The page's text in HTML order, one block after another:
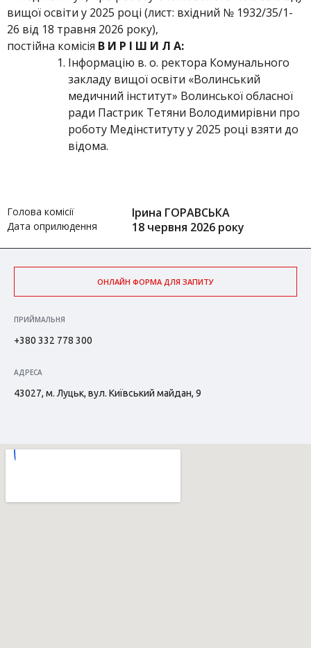
вищої освіти у 2025 році (лист: вхідний № 1932/35/1-
26 від 18 травня 2026 року),
постійна комісія В И Р І Ш И Л А:
Інформацію в. о. ректора Комунального
закладу вищої освіти «Волинський
медичний інститут» Волинської обласної
ради Пастрик Тетяни Володимирівни про
роботу Медінституту у 2025 році взяти до
відома.
Голова комісії Ірина ГОРАВСЬКА
Дата оприлюдення 18 червня 2026 року
ОНЛАЙН ФОРМА ДЛЯ ЗАПИТУ
ПРИЙМАЛЬНЯ
+380 332 778 300
АДРЕСА
43027, м. Луцьк, вул. Київський майдан, 9